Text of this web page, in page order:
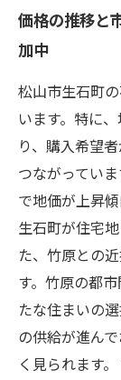
価格の推移と
加中
松山市生石町
います。特に
り、購入希望
つながってい
で地価が上昇
生石町が住宅
た、竹原との
す。竹原の都
たな住まいの
の供給が進ん
く見られます